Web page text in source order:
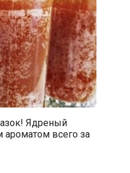
Ядреный
всего за